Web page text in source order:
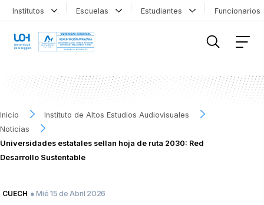
Institutos Escuelas Estudiantes
Inicio
Instituto de Altos Estudios Audiovisuales
Noticias
Universidades estatales sellan hoja de ruta 2030: Red
Desarrollo Sustentable
CUECH ● Mié 15 de Abril 2026